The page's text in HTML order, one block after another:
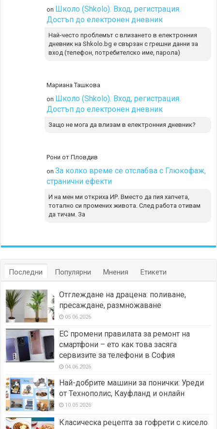
on Школо (Shkolo). Вход, регистрация.
Достъп до електронен дневник
Най-често проблемът с влизането в електронния
дневник на Shkolo.bg е свързан с грешни данни за
вход (телефон, потребителско име, парола)
Мариана Ташкова
on Школо (Shkolo). Вход, регистрация.
Достъп до електронен дневник
Защо не мога да влизам в електронния дневник?
Рони от Пловдив
onЗа колко време се отслабва с Глюкофаж,
странични ефекти
И на мен ми откриха ИР. Вместо да пия хапчета,
тотално си промених живота. След работа отивам
да тичам. За
Последни Популярни Мнения Етикети
Отглеждане на драцена: поливане,
пресаждане, размножаване
05.06.2026
ЕС промени правилата за ремонт на
смартфони – ето как това засяга
сервизите за телефони в София
04.06.2026
Най-добрите машини за понички: Уреди
от Технополис, Кауфланд и онлайн
10.05.2026
Класическа рецепта за гофрети с кисело